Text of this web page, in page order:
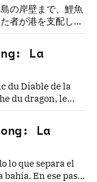
の岸壁まで、鯉魚
者が港を支配し
った。La
du Diable de la
du dragon, le
n'y estLa
lo que separa el
En ese paso